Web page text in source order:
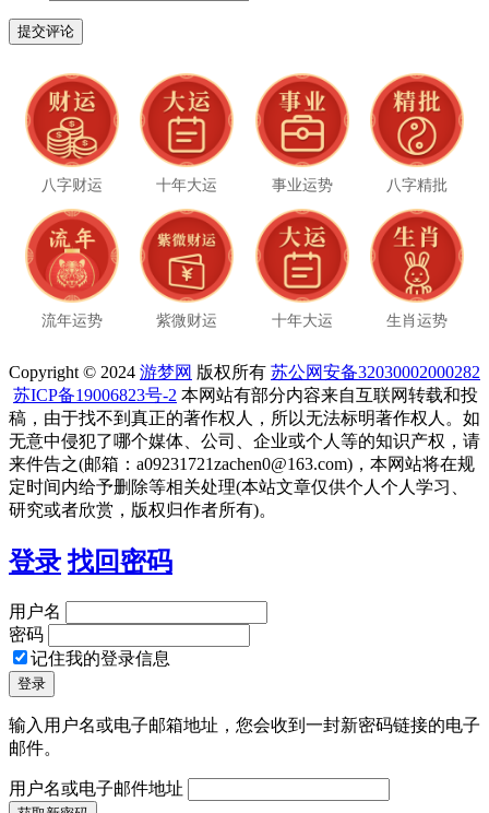
八字财运 十年大运 事业运势 八字精批
流年运势 紫微财运 十年大运 生肖运势
Copyright © 2024 游梦网 版权所有 苏公网安备32030002000282
苏ICP备19006823号-2 本网站有部分内容来自互联网转载和投
稿，由于找不到真正的著作权人，所以无法标明著作权人。如
无意中侵犯了哪个媒体、公司、企业或个人等的知识产权，请
来件告之(邮箱：a09231721zachen0@163.com)，本网站将在规
定时间内给予删除等相关处理(本站文章仅供个人个人学习、
研究或者欣赏，版权归作者所有)。
登录 找回密码
用户名
密码
记住我的登录信息
输入用户名或电子邮箱地址，您会收到一封新密码链接的电子
邮件。
用户名或电子邮件地址